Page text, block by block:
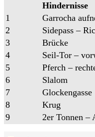
Hindernisse
1
Garrocha
2
Sidepass –
3
Brücke
4
Seil-Tor –
5
Pferch –
6
Slalom
7
Glockengasse
8
Krug
9
2er Tonnen –